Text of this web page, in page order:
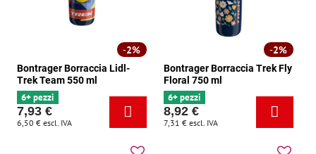
2%
Bontrager Borraccia Lidl-
Trek Team 550 ml
6+ pezzi
7,93 €
6,50 € escl. IVA
2%
Bontrager Borraccia Trek Fly
Floral 750 ml
6+ pezzi
8,92 €
7,31 € escl. IVA